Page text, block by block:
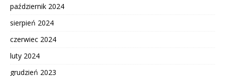
październik 2024
sierpień 2024
czerwiec 2024
luty 2024
grudzień 2023